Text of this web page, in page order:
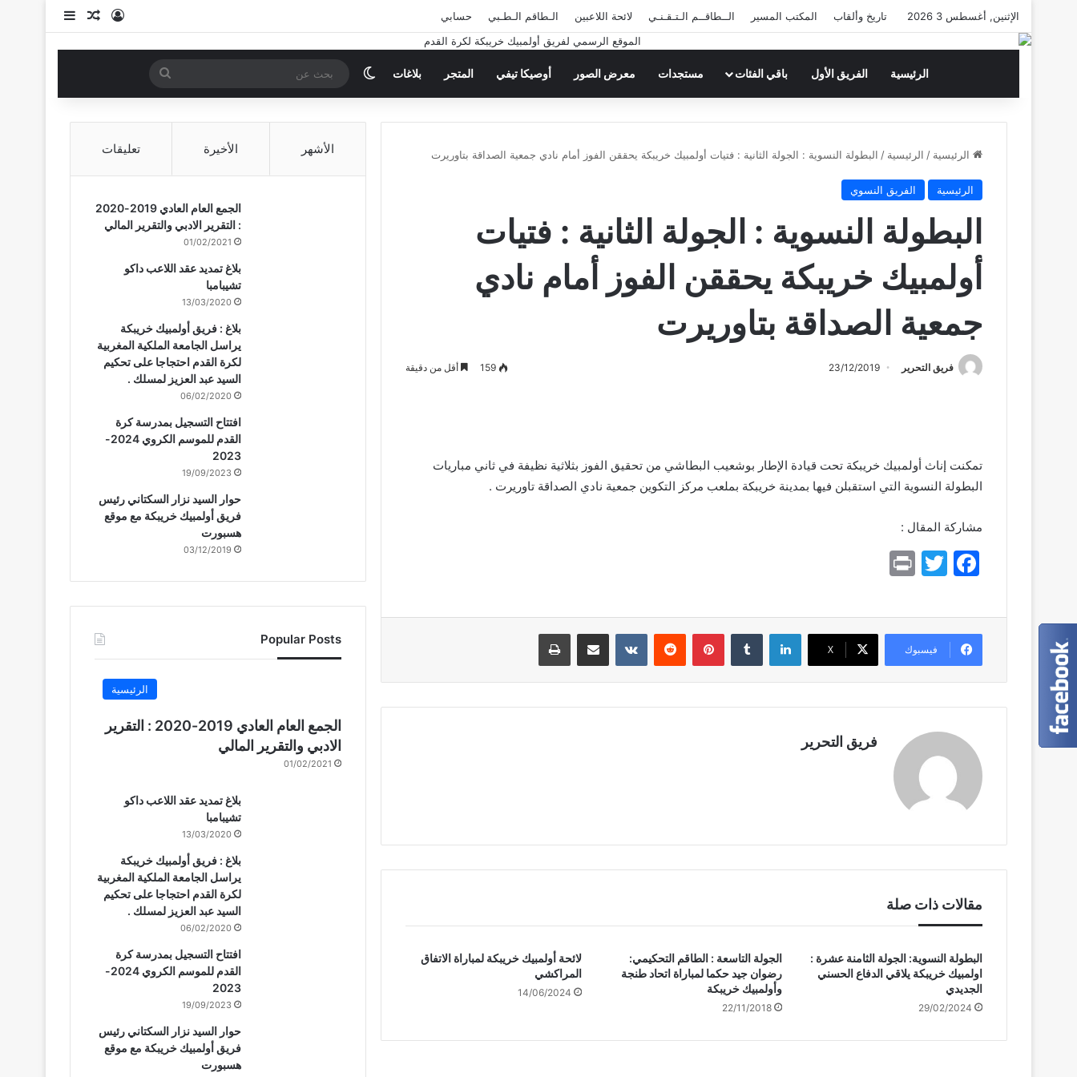
الإثنين, أغسطس 3 2026 تاريخ وألقاب المكتب المسير الــطاقــم الـتـقـنـي لائحة اللاعبين الـطاقم الـطـبي حسابي تسجيل الدخول
مقال عشوائي
إضافة عمود
الرئيسية الفريق الأول باقي الفئات مستجدات معرض الصور أوصيكا تيفي المتجر بلاغات الوضع المظلم
بحث
عن
الرئيسية / الرئيسية / البطولة النسوية : الجولة الثانية : فتيات أولمبيك خريبكة يحققن الفوز أمام نادي جمعية الصداقة بتاوريرت
الرئيسية الفريق النسوي
البطولة النسوية : الجولة الثانية : فتيات
أولمبيك خريبكة يحققن الفوز أمام نادي
جمعية الصداقة بتاوريرت
فريق التحرير 23/12/2019
159 أقل من دقيقة
تمكنت إناث أولمبيك خريبكة تحت قيادة الإطار بوشعيب البطاشي من تحقيق الفوز بثلاثية نظيفة في ثاني مباريات
البطولة النسوية التي استقبلن فيها بمدينة خريبكة بملعب مركز التكوين جمعية نادي الصداقة تاوريرت .
مشاركة المقال :
F
c
e
b
o
o
k
T
itt
er
t
فيسبوك X
لينكدإن بينتيريست مشاركة عبر البريد طباعة
فريق التحرير
مقالات ذات صلة
البطولة النسوية: الجولة الثامنة عشرة :
اولمبيك خريبكة يلاقي الدفاع الحسني
الجديدي
29/02/2024
الجولة التاسعة : الطاقم التحكيمي:
رضوان جيد حكما لمباراة اتحاد طنجة
وأولمبيك خريبكة
22/11/2018
لائحة أولمبيك خريبكة لمباراة الاتفاق
المراكشي
14/06/2024
الأشهر الأخيرة تعليقات
الجمع العام العادي 2019-2020
: التقرير الادبي والتقرير المالي
01/02/2021
بلاغ تمديد عقد اللاعب داكو
تشيبامبا
13/03/2020
بلاغ : فريق أولمبيك خريبكة
يراسل الجامعة الملكية المغربية
لكرة القدم احتجاجا على تحكيم
السيد عبد العزيز لمسلك .
06/02/2020
افتتاح التسجيل بمدرسة كرة
القدم للموسم الكروي 2024-
2023
19/09/2023
حوار السيد نزار السكتاني رئيس
فريق أولمبيك خريبكة مع موقع
هسبورت
03/12/2019
Popular Posts
الرئيسية
الجمع العام العادي 2019-2020 : التقرير
الادبي والتقرير المالي
01/02/2021
بلاغ تمديد عقد اللاعب داكو
تشيبامبا
13/03/2020
بلاغ : فريق أولمبيك خريبكة
يراسل الجامعة الملكية المغربية
لكرة القدم احتجاجا على تحكيم
السيد عبد العزيز لمسلك .
06/02/2020
افتتاح التسجيل بمدرسة كرة
القدم للموسم الكروي 2024-
2023
19/09/2023
حوار السيد نزار السكتاني رئيس
فريق أولمبيك خريبكة مع موقع
هسبورت